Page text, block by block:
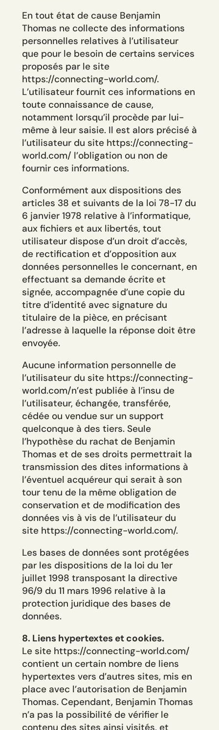
En tout état de cause Benjamin
Thomas ne collecte des informations
personnelles relatives à l’utilisateur
que pour le besoin de certains services
proposés par le site
https://connecting-world.com/.
L’utilisateur fournit ces informations en
toute connaissance de cause,
notamment lorsqu’il procède par lui-
même à leur saisie. Il est alors précisé à
l’utilisateur du site https://connecting-
world.com/ l’obligation ou non de
fournir ces informations.
Conformément aux dispositions des
articles 38 et suivants de la loi 78-17 du
6 janvier 1978 relative à l’informatique,
aux fichiers et aux libertés, tout
utilisateur dispose d’un droit d’accès,
de rectification et d’opposition aux
données personnelles le concernant, en
effectuant sa demande écrite et
signée, accompagnée d’une copie du
titre d’identité avec signature du
titulaire de la pièce, en précisant
l’adresse à laquelle la réponse doit être
envoyée.
Aucune information personnelle de
l’utilisateur du site https://connecting-
world.com/n’est publiée à l’insu de
l’utilisateur, échangée, transférée,
cédée ou vendue sur un support
quelconque à des tiers. Seule
l’hypothèse du rachat de Benjamin
Thomas et de ses droits permettrait la
transmission des dites informations à
l’éventuel acquéreur qui serait à son
tour tenu de la même obligation de
conservation et de modification des
données vis à vis de l’utilisateur du
site https://connecting-world.com/.
Les bases de données sont protégées
par les dispositions de la loi du 1er
juillet 1998 transposant la directive
96/9 du 11 mars 1996 relative à la
protection juridique des bases de
données.
8. Liens hypertextes et cookies.
Le site https://connecting-world.com/
contient un certain nombre de liens
hypertextes vers d’autres sites, mis en
place avec l’autorisation de Benjamin
Thomas. Cependant, Benjamin Thomas
n’a pas la possibilité de vérifier le
contenu des sites ainsi visités, et